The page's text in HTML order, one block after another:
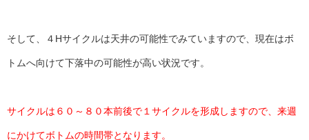
そして、４Hサイクルは天井の可能性でみていますので、現在はボ
トムへ向けて下落中の可能性が高い状況です。
サイクルは６０～８０本前後で１サイクルを形成しますので、来週
にかけてボトムの時間帯となります。